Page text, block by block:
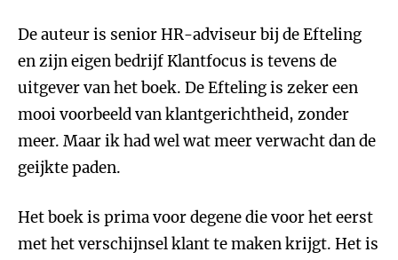
De auteur is senior HR-adviseur bij de Efteling
en zijn eigen bedrijf Klantfocus is tevens de
uitgever van het boek. De Efteling is zeker een
mooi voorbeeld van klantgerichtheid, zonder
meer. Maar ik had wel wat meer verwacht dan de
geijkte paden.
Het boek is prima voor degene die voor het eerst
met het verschijnsel klant te maken krijgt. Het is